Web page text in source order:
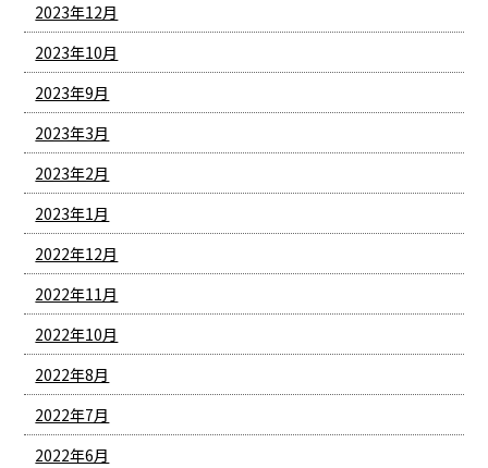
2023年12月
2023年10月
2023年9月
2023年3月
2023年2月
2023年1月
2022年12月
2022年11月
2022年10月
2022年8月
2022年7月
2022年6月